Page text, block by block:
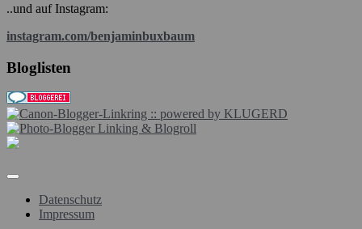
..und auf Instagram:
instagram.com/benjaminbuxbaum
Bloglisten
Datenschutz
Impressum